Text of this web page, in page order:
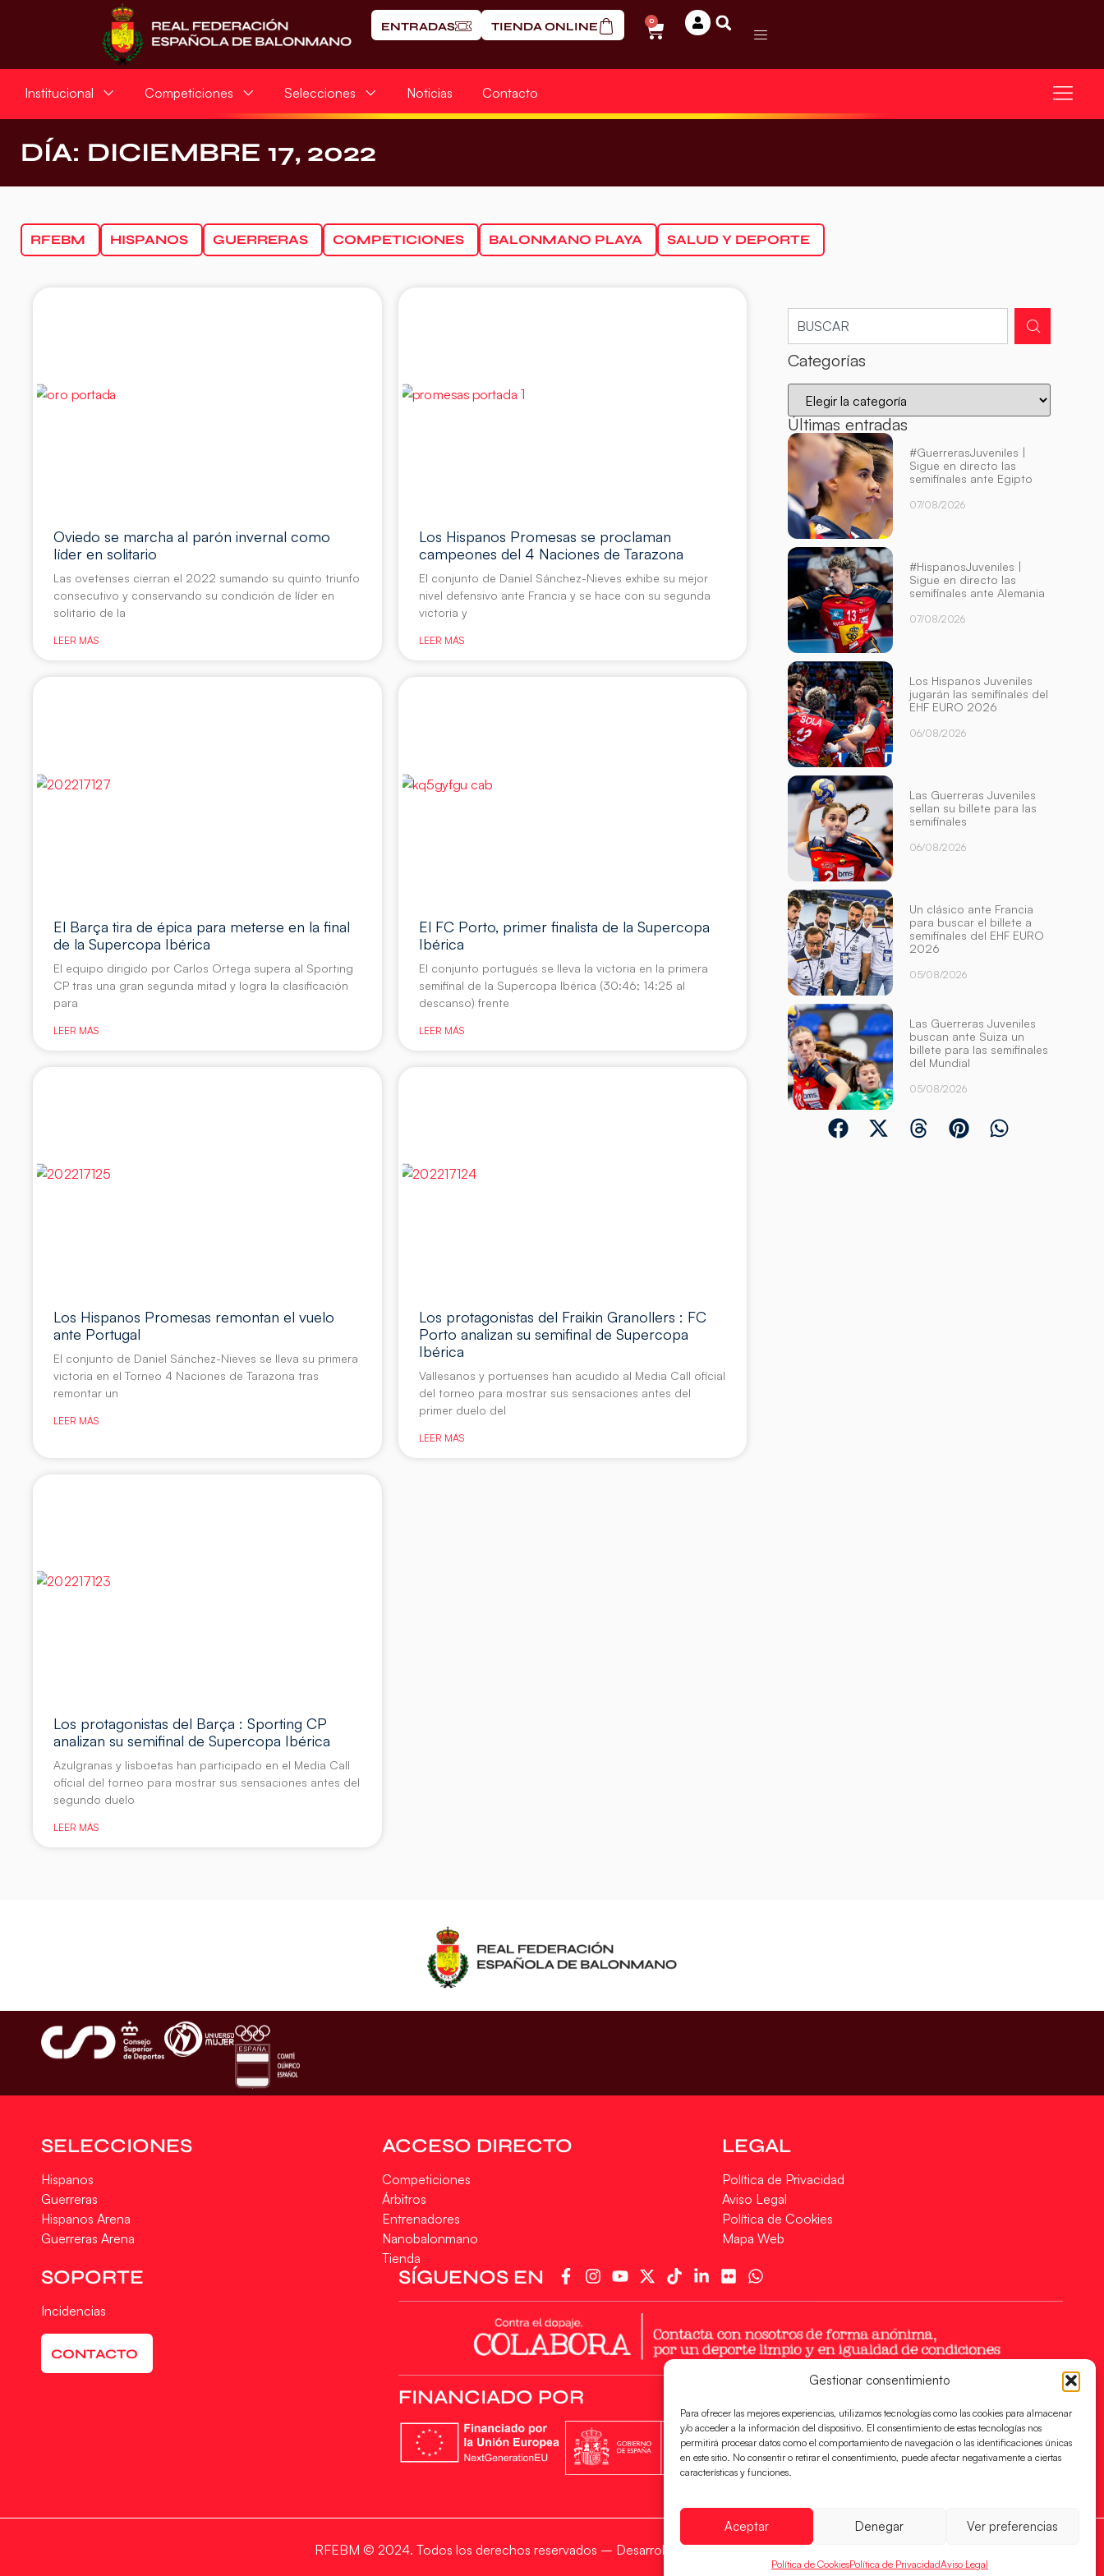
Gestionar consentimiento
Para ofrecer las mejores experiencias, utilizamos tecnologías como las cookies para almacenar
y/o acceder a la información del dispositivo. El consentimiento de estas tecnologías nos
permitirá procesar datos como el comportamiento de navegación o las identificaciones únicas
en este sitio. No consentir o retirar el consentimiento, puede afectar negativamente a ciertas
características y funciones.
Aceptar Denegar Ver preferencias
Política de CookiesPolítica de PrivacidadAviso Legal
ENTRADAS TIENDA ONLINE 0
Institucional Competiciones Selecciones Noticias Contacto
DÍA: DICIEMBRE 17, 2022
RFEBM HISPANOS GUERRERAS COMPETICIONES BALONMANO PLAYA SALUD Y DEPORTE
Oviedo se marcha al parón invernal como
líder en solitario
Las ovetenses cierran el 2022 sumando su quinto triunfo
consecutivo y conservando su condición de líder en
solitario de la
LEER MÁS
Los Hispanos Promesas se proclaman
campeones del 4 Naciones de Tarazona
El conjunto de Daniel Sánchez-Nieves exhibe su mejor
nivel defensivo ante Francia y se hace con su segunda
victoria y
LEER MÁS
El Barça tira de épica para meterse en la final
de la Supercopa Ibérica
El equipo dirigido por Carlos Ortega supera al Sporting
CP tras una gran segunda mitad y logra la clasificación
para
LEER MÁS
El FC Porto, primer finalista de la Supercopa
Ibérica
El conjunto portugués se lleva la victoria en la primera
semifinal de la Supercopa Ibérica (30:46; 14:25 al
descanso) frente
LEER MÁS
Los Hispanos Promesas remontan el vuelo
ante Portugal
El conjunto de Daniel Sánchez-Nieves se lleva su primera
victoria en el Torneo 4 Naciones de Tarazona tras
remontar un
LEER MÁS
Los protagonistas del Fraikin Granollers : FC
Porto analizan su semifinal de Supercopa
Ibérica
Vallesanos y portuenses han acudido al Media Call oficial
del torneo para mostrar sus sensaciones antes del
primer duelo del
LEER MÁS
Los protagonistas del Barça : Sporting CP
analizan su semifinal de Supercopa Ibérica
Azulgranas y lisboetas han participado en el Media Call
oficial del torneo para mostrar sus sensaciones antes del
segundo duelo
LEER MÁS
Categorías
Últimas entradas
#GuerrerasJuveniles |
Sigue en directo las
semifinales ante Egipto
07/08/2026
#HispanosJuveniles |
Sigue en directo las
semifinales ante Alemania
07/08/2026
Los Hispanos Juveniles
jugarán las semifinales del
EHF EURO 2026
06/08/2026
Las Guerreras Juveniles
sellan su billete para las
semifinales
06/08/2026
Un clásico ante Francia
para buscar el billete a
semifinales del EHF EURO
2026
05/08/2026
Las Guerreras Juveniles
buscan ante Suiza un
billete para las semifinales
del Mundial
05/08/2026
SELECCIONES
Hispanos
Guerreras
Hispanos Arena
Guerreras Arena
ACCESO DIRECTO
Competiciones
Árbitros
Entrenadores
Nanobalonmano
Tienda
LEGAL
Política de Privacidad
Aviso Legal
Política de Cookies
Mapa Web
SOPORTE
Incidencias
CONTACTO
SÍGUENOS EN
FINANCIADO POR
RFEBM © 2024. Todos los derechos reservados – Desarrollado por